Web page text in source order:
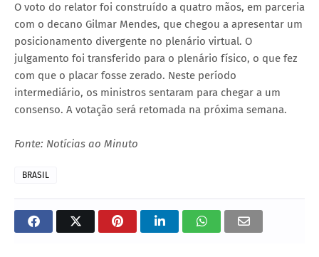
O voto do relator foi construído a quatro mãos, em parceria
com o decano Gilmar Mendes, que chegou a apresentar um
posicionamento divergente no plenário virtual. O
julgamento foi transferido para o plenário físico, o que fez
com que o placar fosse zerado. Neste período
intermediário, os ministros sentaram para chegar a um
consenso. A votação será retomada na próxima semana.
Fonte: Notícias ao Minuto
BRASIL